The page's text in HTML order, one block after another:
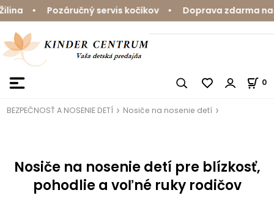
servis kočíkov • Doprava zdarma nad 59
0
BEZPEČNOSŤ A NOSENIE DETÍ Nosiče na nosenie detí
Nosiče na nosenie detí pre blízkosť,
pohodlie a voľné ruky rodičov